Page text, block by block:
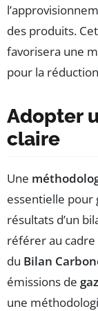
des produits.
favorisera une
pour la
Adopter
claire
Une
essentielle pour
résultats d’un
référer au
du Bilan
émissions de
une